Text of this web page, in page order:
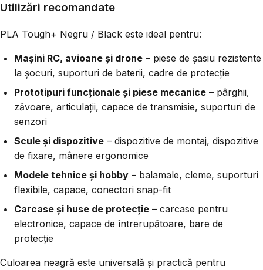
Utilizări recomandate
PLA Tough+ Negru / Black este ideal pentru:
Mașini RC, avioane și drone – piese de șasiu rezistente
la șocuri, suporturi de baterii, cadre de protecție
Prototipuri funcționale și piese mecanice – pârghii,
zăvoare, articulații, capace de transmisie, suporturi de
senzori
Scule și dispozitive – dispozitive de montaj, dispozitive
de fixare, mânere ergonomice
Modele tehnice și hobby – balamale, cleme, suporturi
flexibile, capace, conectori snap-fit
Carcase și huse de protecție – carcase pentru
electronice, capace de întrerupătoare, bare de
protecție
Culoarea neagră este universală și practică pentru